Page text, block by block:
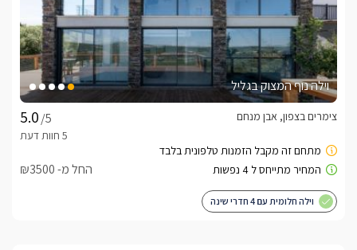
וילה נוף המצוק בגליל
/5
צימרים בצפון, אבן מנחם
החל מ- ₪3500
וילה חלומית עם 4 חדרי שינה